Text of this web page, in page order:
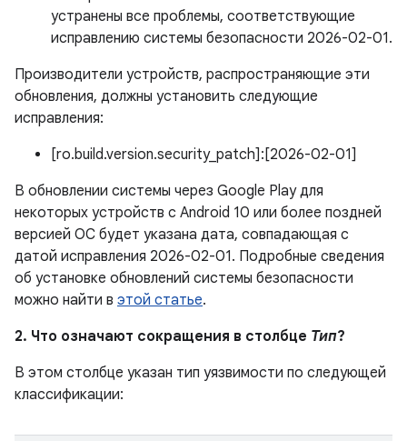
устранены все проблемы, соответствующие
исправлению системы безопасности 2026-02-01.
Производители устройств, распространяющие эти
обновления, должны установить следующие
исправления:
[ro.build.version.security_patch]:[2026-02-01]
В обновлении системы через Google Play для
некоторых устройств с Android 10 или более поздней
версией ОС будет указана дата, совпадающая с
датой исправления 2026-02-01. Подробные сведения
об установке обновлений системы безопасности
можно найти в этой статье.
2. Что означают сокращения в столбце Тип?
В этом столбце указан тип уязвимости по следующей
классификации: